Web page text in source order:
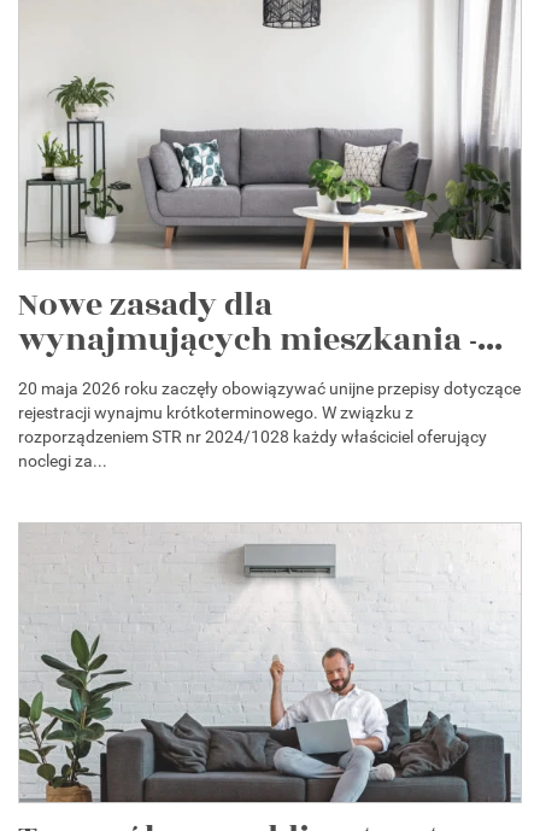
Nowe zasady dla
wynajmujących mieszkania -...
20 maja 2026 roku zaczęły obowiązywać unijne przepisy dotyczące
rejestracji wynajmu krótkoterminowego. W związku z
rozporządzeniem STR nr 2024/1028 każdy właściciel oferujący
noclegi za...